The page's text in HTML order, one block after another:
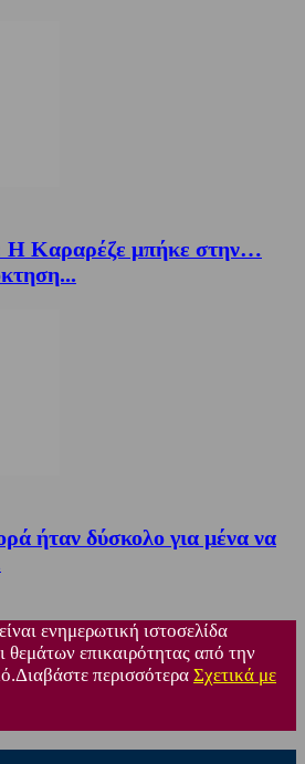
Καραρέζε μπήκε στην…
ήταν δύσκολο για μένα να
ενημερωτική ιστοσελίδα
θεμάτων επικαιρότητας από την
περισσότερα Σχετικά με